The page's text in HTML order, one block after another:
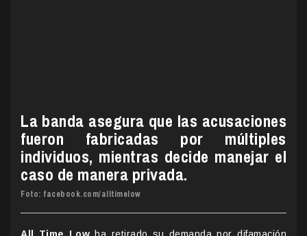
La banda asegura que las acusaciones
fueron fabricadas por múltiples
individuos, mientras decide manejar el
caso de manera privada.
Foto: facebook.com/alltimelow
All Time Low ha retirado su demanda por difamación